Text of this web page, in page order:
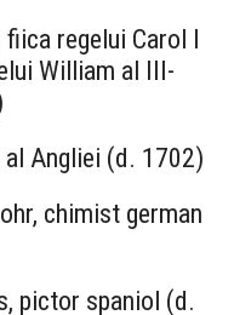
fiica regelui Carol I
William al III-
Angliei (d. 1702)
chimist german
pictor spaniol (d.